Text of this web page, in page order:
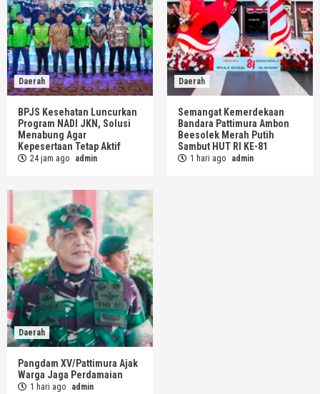
Daerah
BPJS Kesehatan Luncurkan
Program NADI JKN, Solusi
Menabung Agar
Kepesertaan Tetap Aktif
24 jam ago admin
Daerah
Semangat Kemerdekaan
Bandara Pattimura Ambon
Beesolek Merah Putih
Sambut HUT RI KE-81
1 hari ago admin
Daerah
Pangdam XV/Pattimura Ajak
Warga Jaga Perdamaian
1 hari ago admin